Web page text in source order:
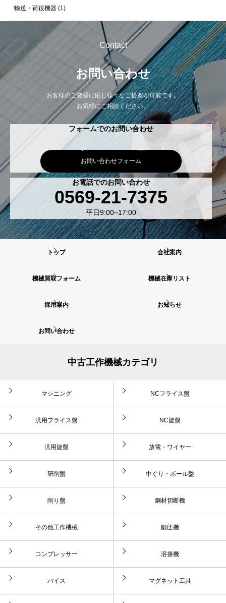
輸送・荷役機器 (1)
Contact
お問い合わせ
お客様のご要望に応じ様々なご提案が可能です。
お気軽にご相談ください。
フォームでのお問い合わせ
お問い合わせフォーム
お電話でのお問い合わせ
0569-21-7375
平日9:00~17:00
トップ 会社案内
機械買取フォーム 機械在庫リスト
採用案内 お知らせ
お問い合わせ
中古工作機械カテゴリ
マシニング NCフライス盤
汎用フライス盤 NC旋盤
汎用旋盤 放電・ワイヤー
研削盤 中ぐり・ボール盤
削り盤 鋼材切断機
その他工作機械 鍛圧機
コンプレッサー 溶接機
バイス マグネット工具